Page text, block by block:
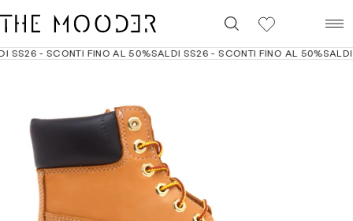
- SCONTI FINO AL 50%SALDI SS26 - SCONTI FINO AL 50%SALDI